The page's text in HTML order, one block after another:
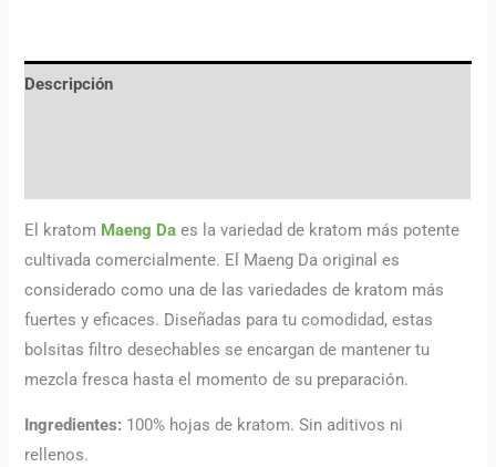
Descripción
El kratom Maeng Da es la variedad de kratom más potente
cultivada comercialmente. El Maeng Da original es
considerado como una de las variedades de kratom más
fuertes y eficaces. Diseñadas para tu comodidad, estas
bolsitas filtro desechables se encargan de mantener tu
mezcla fresca hasta el momento de su preparación.
Ingredientes: 100% hojas de kratom. Sin aditivos ni
rellenos.